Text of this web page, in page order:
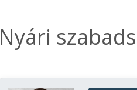
Nyári